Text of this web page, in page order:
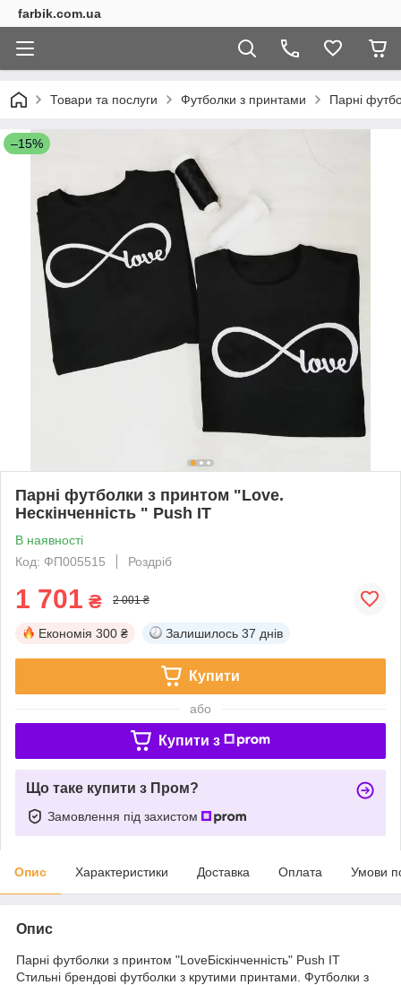
farbik.com.ua
Товари та послуги Футболки з принтами Парні
–15%
Парні футболки з принтом "Love.
Нескінченність " Push IT
В наявності
Код: ФП005515
Роздріб
1 701 ₴ 2 001 ₴
Економія 300 ₴ Залишилось 37 днів
Купити
або
Купити з
Що таке купити з Пром?
Замовлення під захистом
Опис Характеристики Доставка Оплата Умови
Опис
Парні футболки з принтом "LoveБіскінченність" Push IT
Стильні брендові футболки з крутими принтами. Футболки з